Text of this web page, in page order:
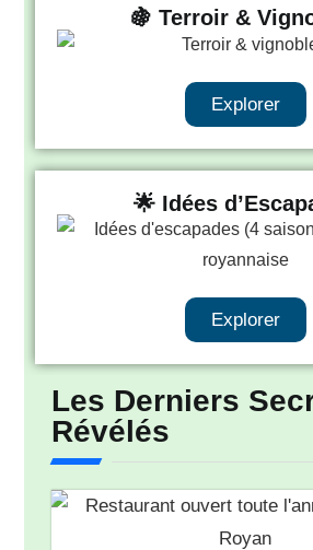
🍇 Terroir &
Explorer
🌟 Idées
Explorer
Les Derniers
Révélés